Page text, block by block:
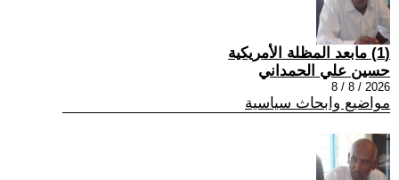
(1) مابعد المظلة الأمريكية
حسين علي الحمداني
2026 / 8 / 8
مواضيع وابحاث سياسية